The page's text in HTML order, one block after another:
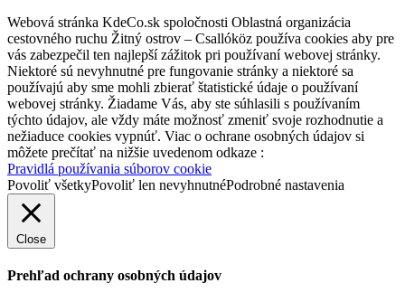
Jelka
Múzeá a galérieTuristické atrakcie
Slovakia Ring
Orechová Potôň
Turistické atrakcie
Webová stránka KdeCo.sk spoločnosti Oblastná organizácia
cestovného ruchu Žitný ostrov – Csallóköz používa cookies aby pre
vás zabezpečil ten najlepší zážitok pri používaní webovej stránky.
Niektoré sú nevyhnutné pre fungovanie stránky a niektoré sa
používajú aby sme mohli zbierať štatistické údaje o používaní
webovej stránky. Žiadame Vás, aby ste súhlasili s používaním
týchto údajov, ale vždy máte možnosť zmeniť svoje rozhodnutie a
nežiaduce cookies vypnúť. Viac o ochrane osobných údajov si
môžete prečítať na nižšie uvedenom odkaze :
Pravidlá používania súborov cookie
Povoliť všetkyPovoliť len nevyhnutnéPodrobné nastavenia
Close
Prehľad ochrany osobných údajov